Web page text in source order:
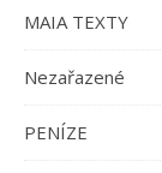
MAIA TEXTY
Nezařazené
PENÍZE